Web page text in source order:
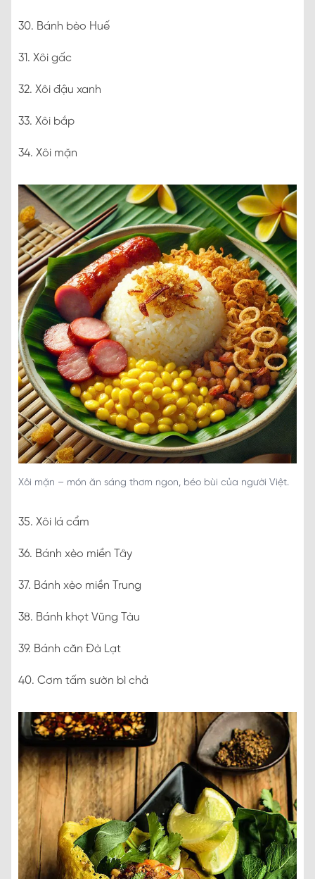
30. Bánh bèo Huế
31. Xôi gấc
32. Xôi đậu xanh
33. Xôi bắp
34. Xôi mặn
Xôi mặn – món ăn sáng thơm ngon, béo bùi của người Việt.
35. Xôi lá cẩm
36. Bánh xèo miền Tây
37. Bánh xèo miền Trung
38. Bánh khọt Vũng Tàu
39. Bánh căn Đà Lạt
40. Cơm tấm sườn bì chả